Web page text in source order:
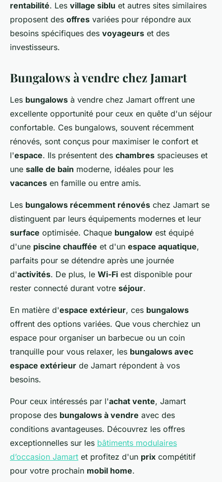
rentabilité. Les village siblu et autres sites similaires
proposent des offres variées pour répondre aux
besoins spécifiques des voyageurs et des
investisseurs.
Bungalows à vendre chez Jamart
Les bungalows à vendre chez Jamart offrent une
excellente opportunité pour ceux en quête d'un séjour
confortable. Ces bungalows, souvent récemment
rénovés, sont conçus pour maximiser le confort et
l'espace. Ils présentent des chambres spacieuses et
une salle de bain moderne, idéales pour les
vacances en famille ou entre amis.
Les bungalows récemment rénovés chez Jamart se
distinguent par leurs équipements modernes et leur
surface optimisée. Chaque bungalow est équipé
d'une piscine chauffée et d'un espace aquatique,
parfaits pour se détendre après une journée
d'activités. De plus, le Wi-Fi est disponible pour
rester connecté durant votre séjour.
En matière d'espace extérieur, ces bungalows
offrent des options variées. Que vous cherchiez un
espace pour organiser un barbecue ou un coin
tranquille pour vous relaxer, les bungalows avec
espace extérieur de Jamart répondent à vos
besoins.
Pour ceux intéressés par l'achat vente, Jamart
propose des bungalows à vendre avec des
conditions avantageuses. Découvrez les offres
exceptionnelles sur les bâtiments modulaires
d’occasion Jamart et profitez d'un prix compétitif
pour votre prochain mobil home.